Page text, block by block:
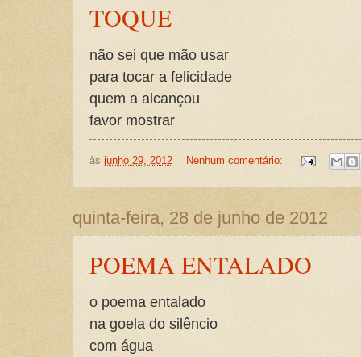
TOQUE
não sei que mão usar
para tocar a felicidade
quem a alcançou
favor mostrar
às junho 29, 2012 Nenhum comentário:
quinta-feira, 28 de junho de 2012
POEMA ENTALADO
o poema entalado
na goela do silêncio
com água